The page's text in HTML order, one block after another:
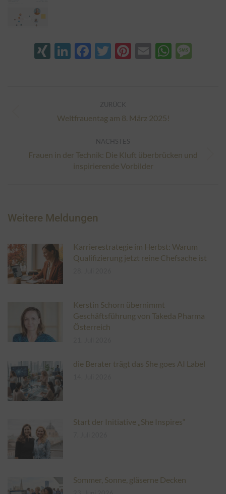
XINGLinkedIn
Facebook
Twitter
Pinterest
Email
ZURÜCK
Vorheriger
Weltfrauentag am 8. März 2025!
NÄCHSTES
Nächster
Beitrag:
Frauen in der Technik: Die Kluft überbrücken und
inspirierende Vorbilder
Weitere Meldungen
Karrierestrategie im Herbst: Warum
Qualifizierung jetzt reine Chefsache ist
Kerstin Schorn übernimmt
Geschäftsführung von Takeda Pharma
Österreich
die Berater trägt das She goes AI Label
Start der Initiative „She Inspires“
Sommer, Sonne, gläserne Decken